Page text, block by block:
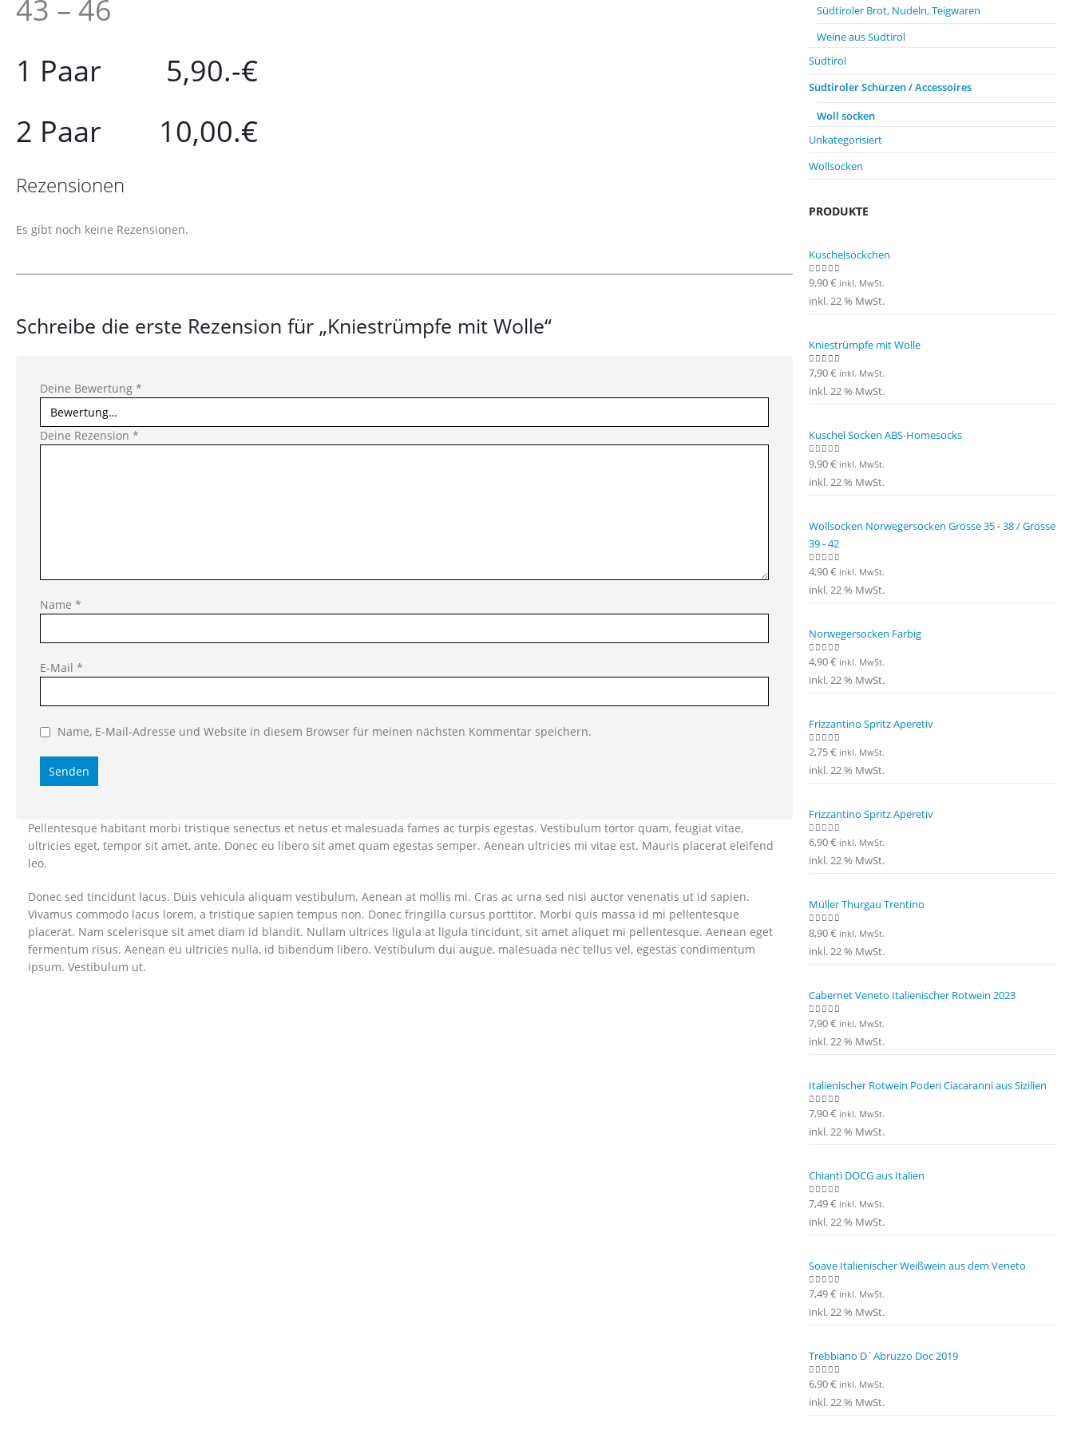
43 – 46
1 Paar 5,90.-€
2 Paar 10,00.€
Rezensionen
Es gibt noch keine Rezensionen.
Schreibe die erste Rezension für „Kniestrümpfe mit Wolle“
Deine Bewertung *
Deine Rezension *
Name *
E-Mail *
Name, E-Mail-Adresse und Website in diesem Browser für meinen nächsten Kommentar speichern.
Pellentesque habitant morbi tristique senectus et netus et malesuada fames ac turpis egestas. Vestibulum tortor quam, feugiat vitae,
ultricies eget, tempor sit amet, ante. Donec eu libero sit amet quam egestas semper. Aenean ultricies mi vitae est. Mauris placerat eleifend
leo.
Donec sed tincidunt lacus. Duis vehicula aliquam vestibulum. Aenean at mollis mi. Cras ac urna sed nisi auctor venenatis ut id sapien.
Vivamus commodo lacus lorem, a tristique sapien tempus non. Donec fringilla cursus porttitor. Morbi quis massa id mi pellentesque
placerat. Nam scelerisque sit amet diam id blandit. Nullam ultrices ligula at ligula tincidunt, sit amet aliquet mi pellentesque. Aenean eget
fermentum risus. Aenean eu ultricies nulla, id bibendum libero. Vestibulum dui augue, malesuada nec tellus vel, egestas condimentum
ipsum. Vestibulum ut.
Südtiroler Brot, Nudeln, Teigwaren
Weine aus Südtirol
Südtirol
Südtiroler Schürzen / Accessoires
Woll socken
Unkategorisiert
Wollsocken
PRODUKTE
Kuschelsöckchen
0 out of 5
9,90€ inkl. MwSt.
inkl. 22 % MwSt.
Kniestrümpfe mit Wolle
0 out of 5
7,90€ inkl. MwSt.
inkl. 22 % MwSt.
Kuschel Socken ABS-Homesocks
0 out of 5
9,90€ inkl. MwSt.
inkl. 22 % MwSt.
Wollsocken Norwegersocken Grösse 35 - 38 / Grösse
39 - 42
0 out of 5
4,90€ inkl. MwSt.
inkl. 22 % MwSt.
Norwegersocken Farbig
0 out of 5
4,90€ inkl. MwSt.
inkl. 22 % MwSt.
Frizzantino Spritz Aperetiv
0 out of 5
2,75€ inkl. MwSt.
inkl. 22 % MwSt.
Frizzantino Spritz Aperetiv
0 out of 5
6,90€ inkl. MwSt.
inkl. 22 % MwSt.
Müller Thurgau Trentino
0 out of 5
8,90€ inkl. MwSt.
inkl. 22 % MwSt.
Cabernet Veneto Italienischer Rotwein 2023
0 out of 5
7,90€ inkl. MwSt.
inkl. 22 % MwSt.
Italienischer Rotwein Poderi Ciacaranni aus Sizilien
0 out of 5
7,90€ inkl. MwSt.
inkl. 22 % MwSt.
Chianti DOCG aus Italien
0 out of 5
7,49€ inkl. MwSt.
inkl. 22 % MwSt.
Soave Italienischer Weißwein aus dem Veneto
0 out of 5
7,49€ inkl. MwSt.
inkl. 22 % MwSt.
Trebbiano D`Abruzzo Doc 2019
0 out of 5
6,90€ inkl. MwSt.
inkl. 22 % MwSt.